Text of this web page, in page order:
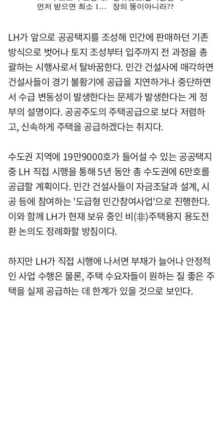
LH가 앞으로 공공택지를 조성해 민간에 판매하던 기존
방식으로 벗어나 토지 조성부터 입주까지 전 과정을 총
괄하는 시행사로서 탈바꿈한다. 민간 건설사에 매각하면
건설사들이 경기 불황기에 공급을 지연하거나 중단하면
서 수급 변동성이 발생한다는 문제가 발생한다는 게 정
부의 설명이다. 공공주도의 주택공급으로 보다 저렴하
고, 신속하게 주택을 공급하겠다는 취지다.
수도권 지역에 19만9000호가 들어설 수 있는 공공택지
중 LH 직접 시행을 통해 5년 동안 총 수도권에 6만호를
공급할 계획이다. 민간 건설사들이 자금조달과 설계, 시
공 등에 참여하는 '도급형 민간참여사업'으로 진행한다.
이와 함께 LH가 현재 보유 중인 비(非)주택용지 용도전
환 논의도 정례화할 방침이다.
하지만 LH가 직접 시행에 나서면 부채가 늘어나 안정적
인 사업 수행은 물론, 주택 수요자들이 원하는 질 좋은 주
택을 실제 공급하는 데 한계가 있을 것으로 보인다.